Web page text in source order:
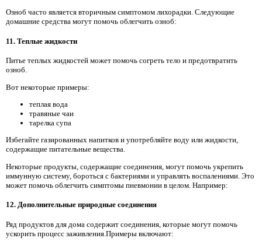
Озноб часто является вторичным симптомом лихорадки. Следующие
домашние средства могут помочь облегчить озноб:
11. Теплые жидкости
Питье теплых жидкостей может помочь согреть тело и предотвратить
озноб.
Вот некоторые примеры:
теплая вода
травяные чаи
тарелка супа
Избегайте газированных напитков и употребляйте воду или жидкости,
содержащие питательные вещества.
Некоторые продукты, содержащие соединения, могут помочь укрепить
иммунную систему, бороться с бактериями и управлять воспалениями. Это
может помочь облегчить симптомы пневмонии в целом. Например:
12. Дополнительные природные соединения
Ряд продуктов для дома содержит соединения, которые могут помочь
ускорить процесс заживления.Примеры включают: